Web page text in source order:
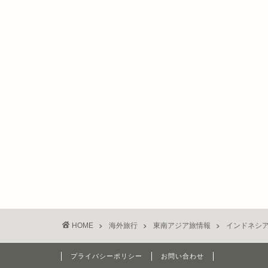
HOME 海外旅行 東南アジア旅情報 インドネシ
プライバシーポリシー お問い合わせ